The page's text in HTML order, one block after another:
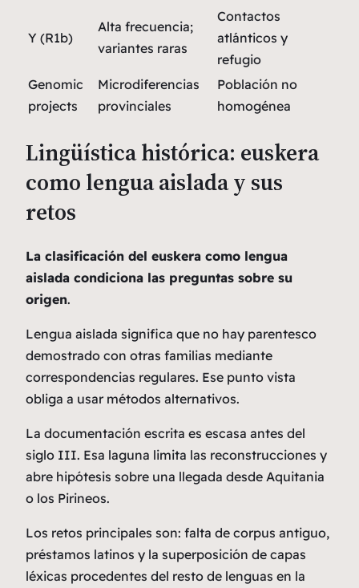
Y (R1b)
Alta frecuencia;
variantes raras
Contactos
atlánticos y
refugio
Genomic
projects
Microdiferencias
provinciales
Población no
homogénea
Lingüística histórica: euskera
como lengua aislada y sus
retos
La clasificación del euskera como lengua
aislada condiciona las preguntas sobre su
origen.
Lengua aislada significa que no hay parentesco
demostrado con otras familias mediante
correspondencias regulares. Ese punto vista
obliga a usar métodos alternativos.
La documentación escrita es escasa antes del
siglo III. Esa laguna limita las reconstrucciones y
abre hipótesis sobre una llegada desde Aquitania
o los Pirineos.
Los retos principales son: falta de corpus antiguo,
préstamos latinos y la superposición de capas
léxicas procedentes del resto de lenguas en la